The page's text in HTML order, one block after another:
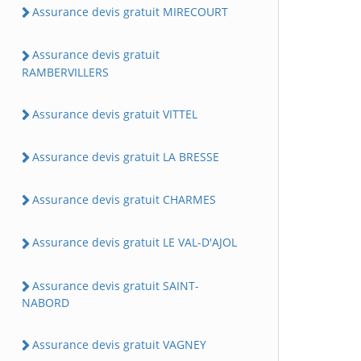
Assurance devis gratuit MIRECOURT
Assurance devis gratuit
RAMBERVILLERS
Assurance devis gratuit VITTEL
Assurance devis gratuit LA BRESSE
Assurance devis gratuit CHARMES
Assurance devis gratuit LE VAL-D'AJOL
Assurance devis gratuit SAINT-
NABORD
Assurance devis gratuit VAGNEY